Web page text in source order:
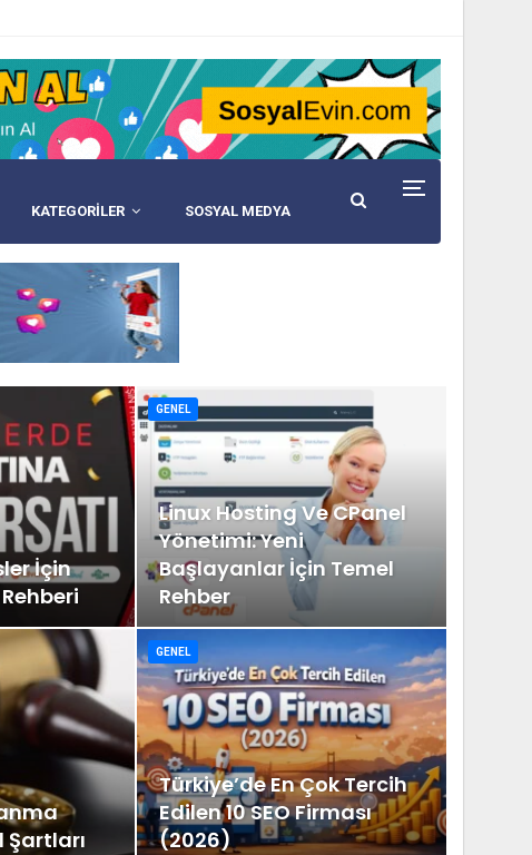
KATEGORİLER SOSYAL MEDYA
İçin
GENEL
Linux Hosting Ve CPanel
Yönetimi: Yeni
Başlayanlar İçin Temel
Rehber
Şartları
GENEL
Türkiye’de En Çok Tercih
Edilen 10 SEO Firması
(2026)